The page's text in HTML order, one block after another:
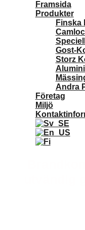
Framsida
Produkter
Finska
Gost-
Storz
Andra
Företag
Miljö